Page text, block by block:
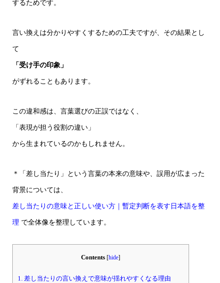
するためです。
言い換えは分かりやすくするための工夫ですが、その結果とし
て
「受け手の印象」
がずれることもあります。
この違和感は、言葉選びの正誤ではなく、
「表現が担う役割の違い」
から生まれているのかもしれません。
＊「差し当たり」という言葉の本来の意味や、誤用が広まった
背景については、
差し当たりの意味と正しい使い方｜暫定判断を表す日本語を整
理 で全体像を整理しています。
Contents [hide]
1.差し当たりの言い換えで意味が揺れやすくなる理由